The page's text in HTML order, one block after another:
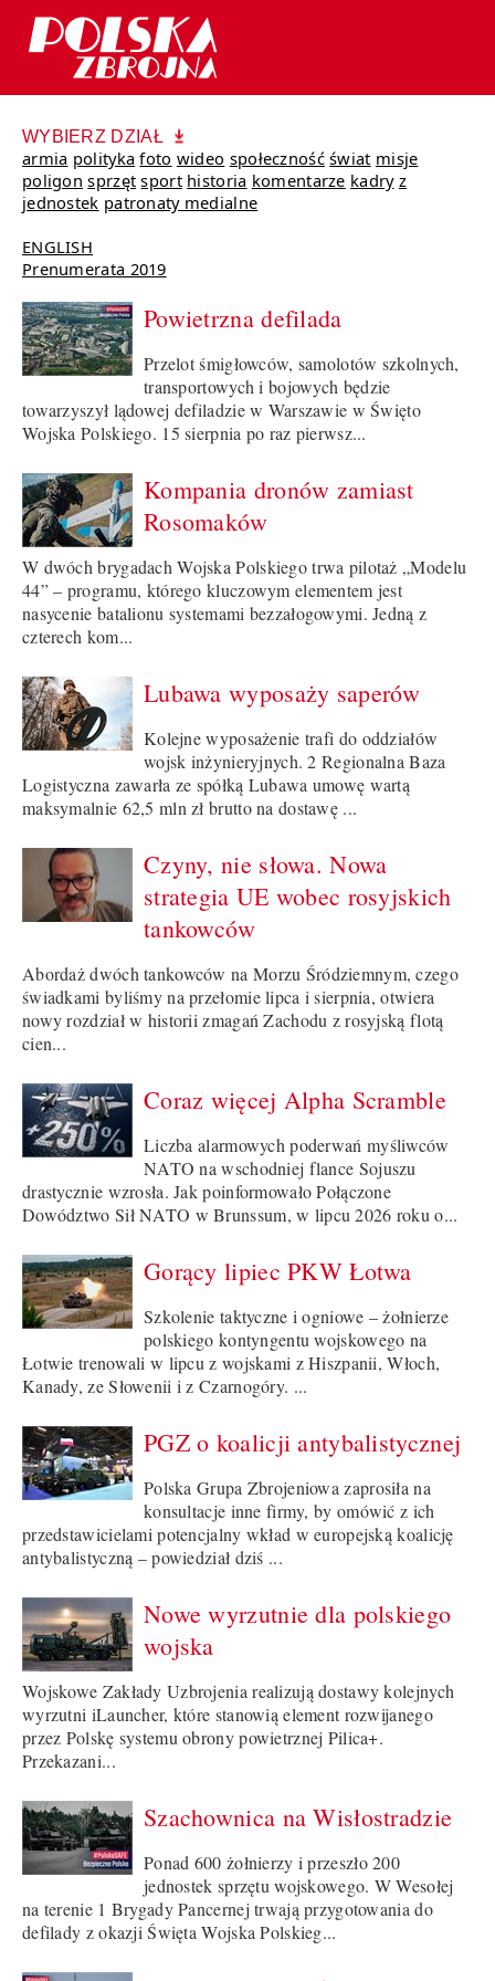
WYBIERZ DZIAŁ
armia polityka foto wideo społeczność świat misje
poligon sprzęt sport historia komentarze kadry z
jednostek patronaty medialne
ENGLISH
Prenumerata 2019
Powietrzna defilada
Przelot śmigłowców, samolotów szkolnych,
transportowych i bojowych będzie
towarzyszył lądowej defiladzie w Warszawie w Święto
Wojska Polskiego. 15 sierpnia po raz pierwsz...
Kompania dronów zamiast
Rosomaków
W dwóch brygadach Wojska Polskiego trwa pilotaż „Modelu
44” – programu, którego kluczowym elementem jest
nasycenie batalionu systemami bezzałogowymi. Jedną z
czterech kom...
Lubawa wyposaży saperów
Kolejne wyposażenie trafi do oddziałów
wojsk inżynieryjnych. 2 Regionalna Baza
Logistyczna zawarła ze spółką Lubawa umowę wartą
maksymalnie 62,5 mln zł brutto na dostawę ...
Czyny, nie słowa. Nowa
strategia UE wobec rosyjskich
tankowców
Abordaż dwóch tankowców na Morzu Śródziemnym, czego
świadkami byliśmy na przełomie lipca i sierpnia, otwiera
nowy rozdział w historii zmagań Zachodu z rosyjską flotą
cien...
Coraz więcej Alpha Scramble
Liczba alarmowych poderwań myśliwców
NATO na wschodniej flance Sojuszu
drastycznie wzrosła. Jak poinformowało Połączone
Dowództwo Sił NATO w Brunssum, w lipcu 2026 roku o...
Gorący lipiec PKW Łotwa
Szkolenie taktyczne i ogniowe – żołnierze
polskiego kontyngentu wojskowego na
Łotwie trenowali w lipcu z wojskami z Hiszpanii, Włoch,
Kanady, ze Słowenii i z Czarnogóry. ...
PGZ o koalicji antybalistycznej
Polska Grupa Zbrojeniowa zaprosiła na
konsultacje inne firmy, by omówić z ich
przedstawicielami potencjalny wkład w europejską koalicję
antybalistyczną – powiedział dziś ...
Nowe wyrzutnie dla polskiego
wojska
Wojskowe Zakłady Uzbrojenia realizują dostawy kolejnych
wyrzutni iLauncher, które stanowią element rozwijanego
przez Polskę systemu obrony powietrznej Pilica+.
Przekazani...
Szachownica na Wisłostradzie
Ponad 600 żołnierzy i przeszło 200
jednostek sprzętu wojskowego. W Wesołej
na terenie 1 Brygady Pancernej trwają przygotowania do
defilady z okazji Święta Wojska Polskieg...